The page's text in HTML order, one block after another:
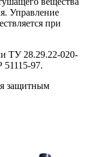
Управление
при
ТУ 28.29.22-020-
97.
защитным